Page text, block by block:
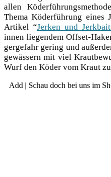
allen
The­ma Köder­füh­rung eines
Arti­kel “Jer­ken und
innen lie­gen­dem Off­set-
ger­ge­fahr gering und
ge­wäs­sern mit viel
Wurf den Köder vom Kraut
Add | Schau doch bei uns im